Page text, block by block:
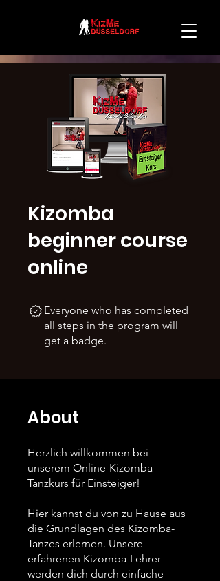
Kizomba
beginner course
online
Everyone who has completed
all steps in the program will
get a badge.
About
Herzlich willkommen bei
unserem Online-Kizomba-
Tanzkurs für Einsteiger!
Hier kannst du von zu Hause aus
die Grundlagen des Kizomba-
Tanzes erlernen. Unsere
erfahrenen Kizomba-Lehrer
werden dich durch einfache